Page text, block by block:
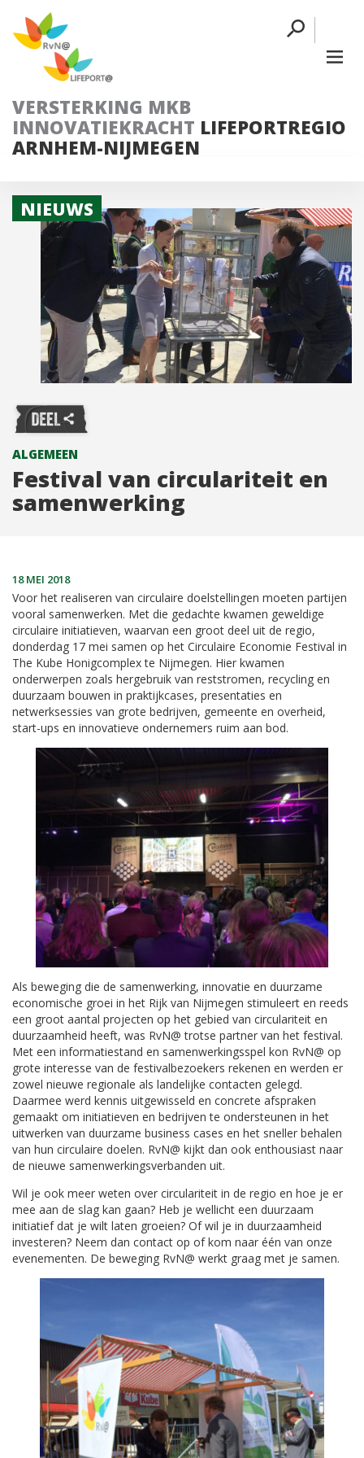
VERSTERKING MKB
INNOVATIEKRACHT LIFEPORTREGIO
ARNHEM-NIJMEGEN
NIEUWS
ALGEMEEN
Festival van circulariteit en
samenwerking
18 MEI 2018
Voor het realiseren van circulaire doelstellingen moeten partijen
vooral samenwerken. Met die gedachte kwamen geweldige
circulaire initiatieven, waarvan een groot deel uit de regio,
donderdag 17 mei samen op het Circulaire Economie Festival in
The Kube Honigcomplex te Nijmegen. Hier kwamen
onderwerpen zoals hergebruik van reststromen, recycling en
duurzaam bouwen in praktijkcases, presentaties en
netwerksessies van grote bedrijven, gemeente en overheid,
start-ups en innovatieve ondernemers ruim aan bod.
Als beweging die de samenwerking, innovatie en duurzame
economische groei in het Rijk van Nijmegen stimuleert en reeds
een groot aantal projecten op het gebied van circulariteit en
duurzaamheid heeft, was RvN@ trotse partner van het festival.
Met een informatiestand en samenwerkingsspel kon RvN@ op
grote interesse van de festivalbezoekers rekenen en werden er
zowel nieuwe regionale als landelijke contacten gelegd.
Daarmee werd kennis uitgewisseld en concrete afspraken
gemaakt om initiatieven en bedrijven te ondersteunen in het
uitwerken van duurzame business cases en het sneller behalen
van hun circulaire doelen. RvN@ kijkt dan ook enthousiast naar
de nieuwe samenwerkingsverbanden uit.
Wil je ook meer weten over circulariteit in de regio en hoe je er
mee aan de slag kan gaan? Heb je wellicht een duurzaam
initiatief dat je wilt laten groeien? Of wil je in duurzaamheid
investeren? Neem dan contact op of kom naar één van onze
evenementen. De beweging RvN@ werkt graag met je samen.